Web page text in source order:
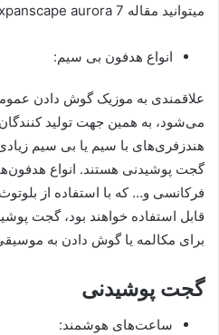
میتوانید مقاله expanscape aurora 7 را بخوانید.
انواع هدفون بی ‌سیم:
علاقمندی به موزیک گوش دادن
می‌شود، به همین جهت تولید
هندزفری‌های با سیم یا بی سیم
گجت پوشیدنی هستند. انواع
فرکانسی و… که با استفاده از
قابل استفاده خواهند بود، گجت
برای مکالمه یا گوش دادن به
گجت پوشیدنی
ساعت‌های هوشمند: